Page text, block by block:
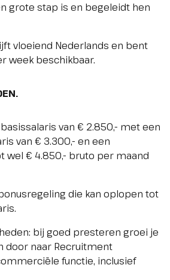
grote stap is en begeleidt hen
vloeiend Nederlands en bent
week beschikbaar.
van € 2.850,- met een
van € 3.300,- en een
wel € 4.850,- bruto per maand
die kan oplopen tot
bij goed presteren groei je
door naar Recruitment
functie, inclusief